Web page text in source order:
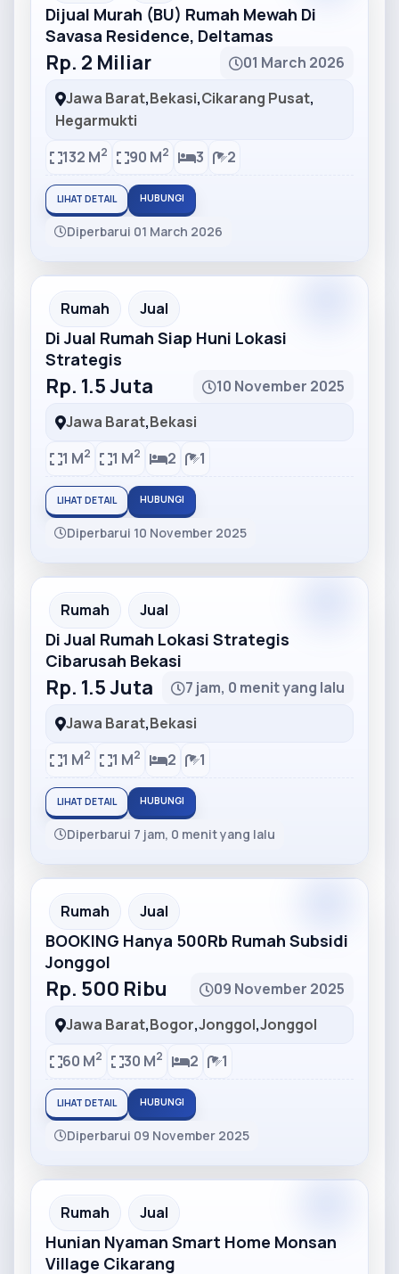
Dijual Murah (BU) Rumah Mewah Di
Savasa Residence, Deltamas
Rp. 2 Miliar
01 March 2026
Jawa Barat,Bekasi,Cikarang Pusat,
Hegarmukti
132 M2 90 M2 3 2
LIHAT DETAIL HUBUNGI
Diperbarui 01 March 2026
Partner Ad
Rumah Jual
Di Jual Rumah Siap Huni Lokasi
Strategis
Rp. 1.5 Juta
10 November 2025
Jawa Barat,Bekasi
1 M2 1 M2 2 1
LIHAT DETAIL HUBUNGI
Diperbarui 10 November 2025
Partner Ad
Rumah Jual
Di Jual Rumah Lokasi Strategis
Cibarusah Bekasi
Rp. 1.5 Juta
7 jam, 0 menit yang lalu
Jawa Barat,Bekasi
1 M2 1 M2 2 1
LIHAT DETAIL HUBUNGI
Diperbarui 7 jam, 0 menit yang lalu
Partner Ad
Rumah Jual
BOOKING Hanya 500Rb Rumah Subsidi
Jonggol
Rp. 500 Ribu
09 November 2025
Jawa Barat,Bogor,Jonggol,Jonggol
60 M2 30 M2 2 1
LIHAT DETAIL HUBUNGI
Diperbarui 09 November 2025
Partner Ad
Rumah Jual
Hunian Nyaman Smart Home Monsan
Village Cikarang